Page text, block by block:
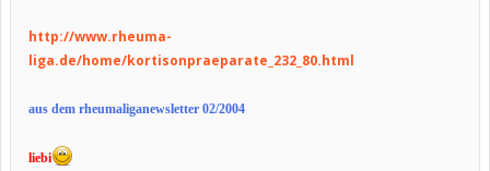
http://www.rheuma-
liga.de/home/kortisonpraeparate_232_80.html
aus dem rheumaliganewsletter 02/2004
liebi